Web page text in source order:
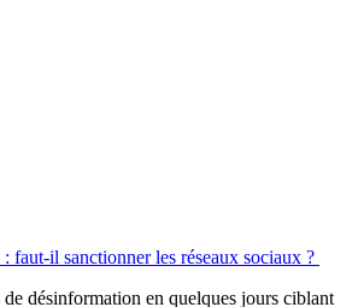
faut-il sanctionner les réseaux sociaux ?
désinformation en quelques jours ciblant